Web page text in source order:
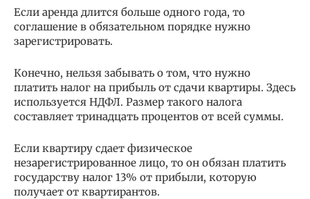
Если аренда длится больше одного года, то
соглашение в обязательном порядке нужно
зарегистрировать.
Конечно, нельзя забывать о том, что нужно
платить налог на прибыль от сдачи квартиры. Здесь
используется НДФЛ. Размер такого налога
составляет тринадцать процентов от всей суммы.
Если квартиру сдает физическое
незарегистрированное лицо, то он обязан платить
государству налог 13% от прибыли, которую
получает от квартирантов.